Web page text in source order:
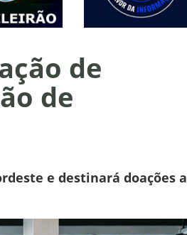
de
de
e destinará doações a